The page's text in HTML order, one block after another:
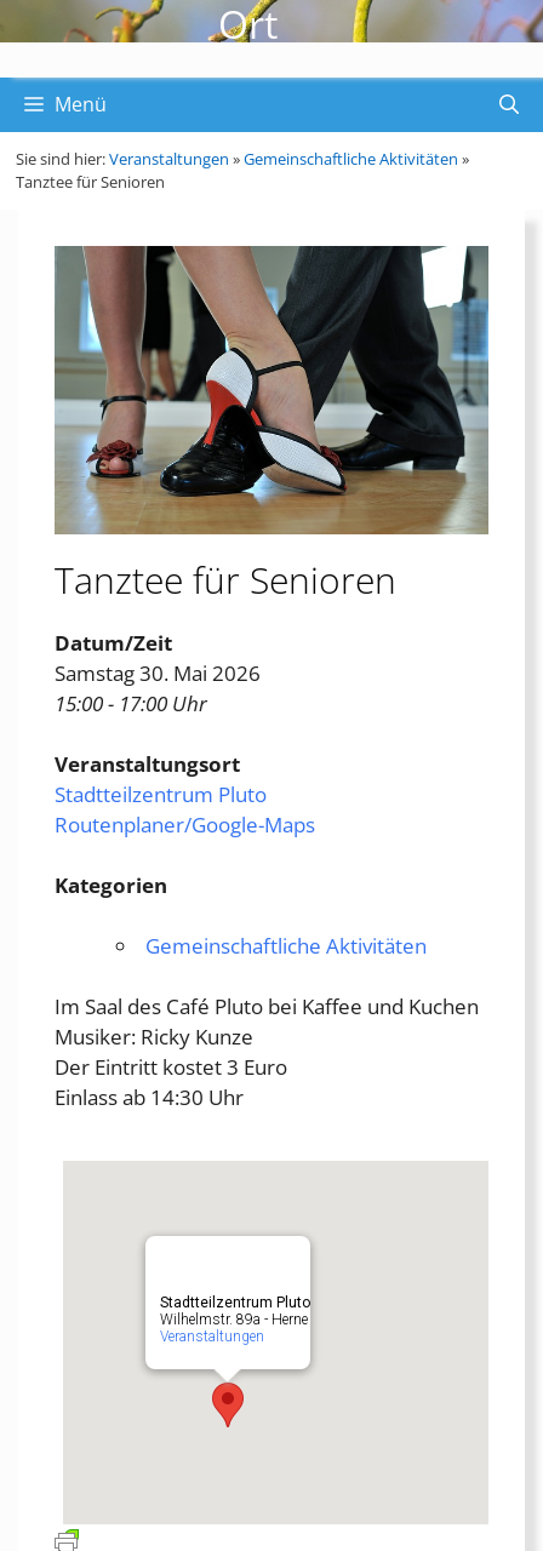
Ort
Menü
Sie sind hier:Veranstaltungen »Gemeinschaftliche Aktivitäten »
Tanztee für Senioren
Tanztee für Senioren
Datum/Zeit
Samstag 30. Mai 2026
15:00 - 17:00 Uhr
Veranstaltungsort
Stadtteilzentrum Pluto
Routenplaner/Google-Maps
Kategorien
Gemeinschaftliche Aktivitäten
Im Saal des Café Pluto bei Kaffee und Kuchen
Musiker: Ricky Kunze
Der Eintritt kostet 3 Euro
Einlass ab 14:30 Uhr
Stadtteilzentrum Pluto
Wilhelmstr. 89a - Herne
Veranstaltungen